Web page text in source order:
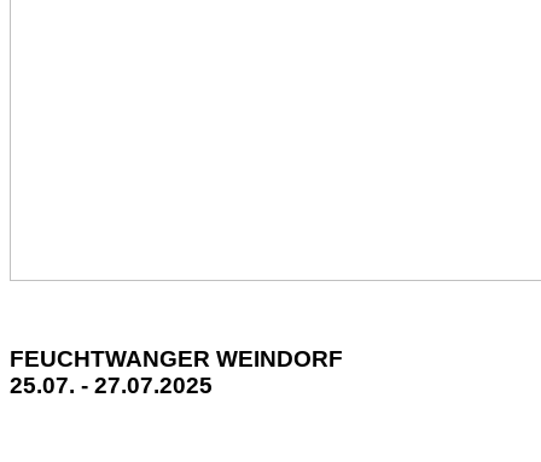
FEUCHTWANGER WEINDORF
25.07. - 27.07.2025